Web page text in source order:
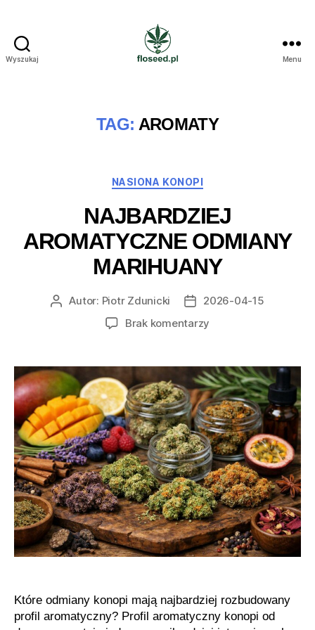
Wyszukaj Menu
TAG: AROMATY
Kategorie
NASIONA KONOPI
NAJBARDZIEJ
AROMATYCZNE ODMIANY
MARIHUANY
AutorAutor: Piotr Zdunicki
Data2026-04-15
Brak komentarzy
odmiany
marihuany
Które odmiany konopi mają najbardziej rozbudowany
profil aromatyczny? Profil aromatyczny konopi od